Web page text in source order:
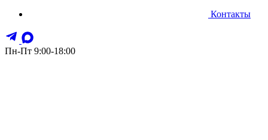
Контакты
Пн-Пт 9:00-18:00